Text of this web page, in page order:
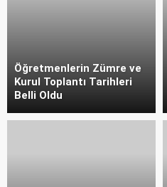
Öğretmenlerin Zümre ve
Kurul Toplantı Tarihleri
Belli Oldu